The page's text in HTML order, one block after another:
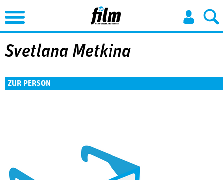
Jump to Navigation
Svetlana Metkina
ZUR PERSON